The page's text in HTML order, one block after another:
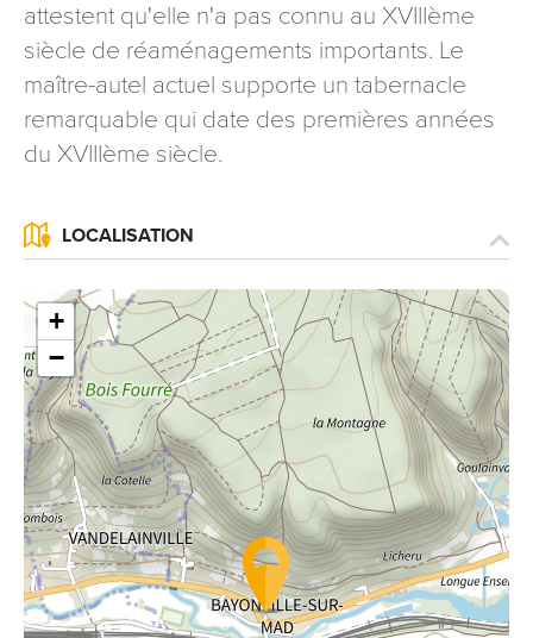
attestent qu'elle n'a pas connu au XVIIIème
siècle de réaménagements importants. Le
maître-autel actuel supporte un tabernacle
remarquable qui date des premières années
du XVIIIème siècle.
LOCALISATION
+
−